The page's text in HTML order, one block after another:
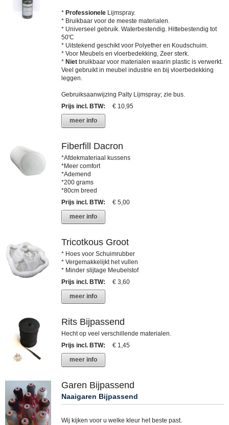
* Professionele Lijmspray.
* Bruikbaar voor de meeste materialen.
* Universeel gebruik. Waterbestendig. Hittebestendig tot
50'C
* Uitstekend geschikt voor Polyether en Koudschuim.
* Voor Meubels en vloerbedekking, Zeer sterk.
* Niet bruikbaar voor materialen waarin plastic is verwerkt.
Veel gebruikt in meubel industrie en bij vloerbedekking
leggen.
Gebruiksaanwijzing Palty Lijmspray; zie bus.
Prijs incl. BTW:
€ 10,95
meer info
Fiberfill Dacron
*Afdekmateriaal kussens
*Meer comfort
*Ademend
*200 grams
*80cm breed
Prijs incl. BTW:
€ 5,00
meer info
Tricotkous Groot
* Hoes voor Schuimrubber
* Vergemakkelijkt het vullen
* Minder slijtage Meubelstof
Prijs incl. BTW:
€ 3,60
meer info
Rits Bijpassend
Hecht op veel verschillende materialen.
Prijs incl. BTW:
€ 1,45
meer info
Garen Bijpassend
Naaigaren Bijpassend
Wij kijken voor u welke kleur het beste past.